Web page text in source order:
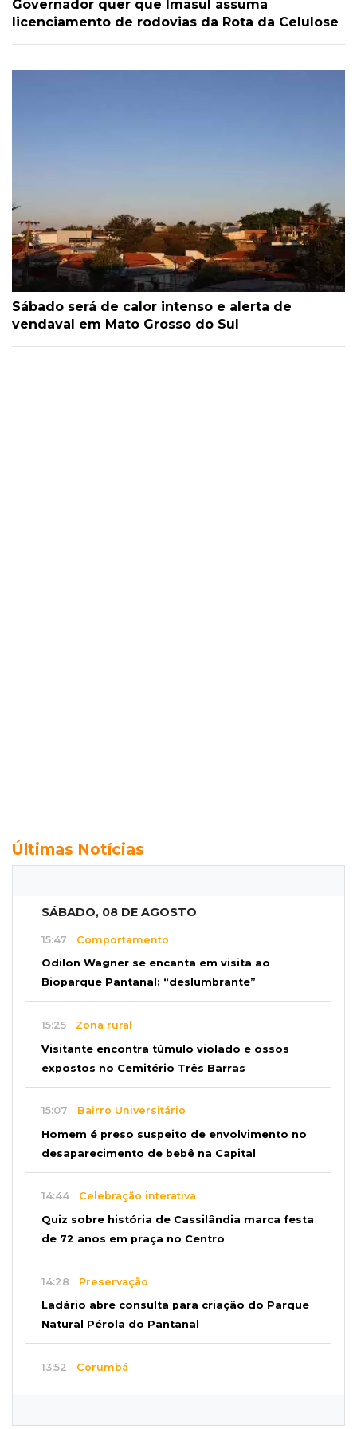
Governador quer que Imasul assuma
licenciamento de rodovias da Rota da Celulose
Sábado será de calor intenso e alerta de
vendaval em Mato Grosso do Sul
Últimas Notícias
SÁBADO, 08 DE AGOSTO
15:47 Comportamento
Odilon Wagner se encanta em visita ao
Bioparque Pantanal: “deslumbrante”
15:25 Zona rural
Visitante encontra túmulo violado e ossos
expostos no Cemitério Três Barras
15:07 Bairro Universitário
Homem é preso suspeito de envolvimento no
desaparecimento de bebê na Capital
14:44 Celebração interativa
Quiz sobre história de Cassilândia marca festa
de 72 anos em praça no Centro
14:28 Preservação
Ladário abre consulta para criação do Parque
Natural Pérola do Pantanal
13:52 Corumbá